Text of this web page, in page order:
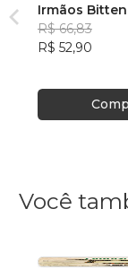
Irmãos
R$ 66,83
R$ 52,90
Você